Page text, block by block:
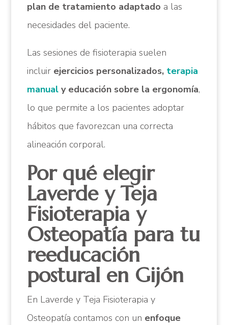
plan de tratamiento adaptado a las
necesidades del paciente.
Las sesiones de fisioterapia suelen
incluir ejercicios personalizados, terapia
manualy educación sobre la ergonomía,
lo que permite a los pacientes adoptar
hábitos que favorezcan una correcta
alineación corporal.
Por qué elegir
Laverde y Teja
Fisioterapia y
Osteopatía para tu
reeducación
postural en Gijón
En Laverde y Teja Fisioterapia y
Osteopatía contamos con un enfoque